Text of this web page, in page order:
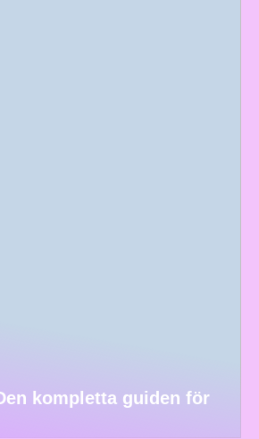
kompletta guiden för